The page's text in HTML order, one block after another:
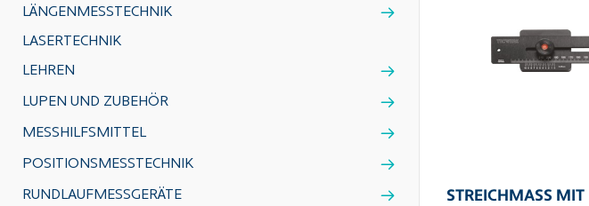
LÄNGENMESSTECHNIK
LASERTECHNIK
LEHREN
LUPEN UND ZUBEHÖR
MESSHILFSMITTEL
POSITIONSMESSTECHNIK
RUNDLAUFMESSGERÄTE
STREICHMASS MIT